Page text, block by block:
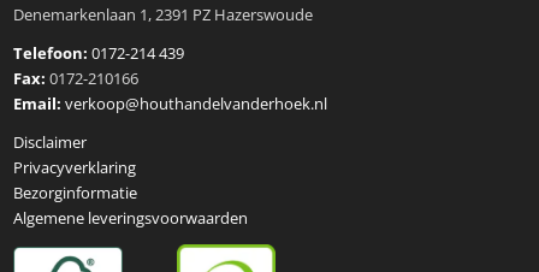
Denemarkenlaan 1, 2391 PZ Hazerswoude
Telefoon:0172-214 439
Fax:0172-210166
Email: verkoop@houthandelvanderhoek.nl
Disclaimer
Privacyverklaring
Bezorginformatie
Algemene leveringsvoorwaarden